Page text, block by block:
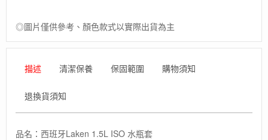
水
瓶
◎圖片僅供參考、顏色款式以實際出貨為主
描述 清潔保養 保固範圍 購物須知
退換貨須知
品名：西班牙Laken 1.5L ISO 水瓶套